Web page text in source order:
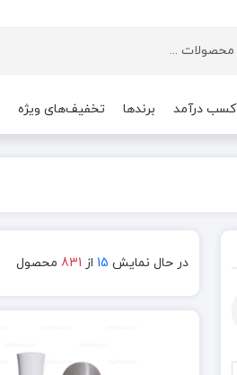
کسب درآمد برندها تخفیف‌های ویژه
در حال نمایش 15 از 831 محصول